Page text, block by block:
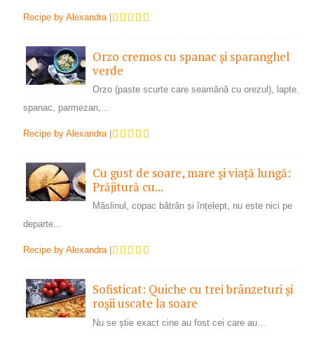
Recipe by Alexandra|
Orzo cremos cu spanac și sparanghel
verde
Orzo (paste scurte care seamănă cu orezul), lapte,
spanac, parmezan,...
Recipe by Alexandra|
Cu gust de soare, mare și viață lungă:
Prăjitură cu...
Măslinul, copac bătrân și înțelept, nu este nici pe
departe...
Recipe by Alexandra|
Sofisticat: Quiche cu trei brânzeturi și
roșii uscate la soare
Nu se știe exact cine au fost cei care au...